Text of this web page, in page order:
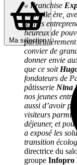
Ma sélection
« Franchise
nouvelle ère,
jeunes
heureux de
convier de
donner envie
que ce soit
fondateurs de
pâtisserie Nina
nos jeunes
aussi d’avoir
visiteurs parmi
déjeuner, et
a exposé les
transition
directrice du
groupe Infopro